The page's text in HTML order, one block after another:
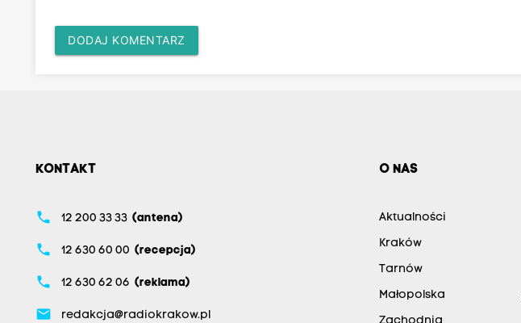
DODAJ KOMENTARZ
KONTAKT
phone 12 200 33 33 (antena)
phone 12 630 60 00 (recepcja)
phone 12 630 62 06 (reklama)
email redakcja@radiokrakow.pl
O NAS
Aktualności
Kraków
Tarnów
Małopolska